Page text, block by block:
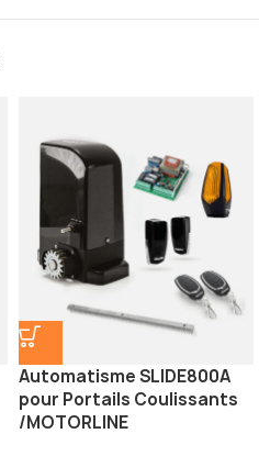
Automatisme SLIDE800A
pour Portails Coulissants
/MOTORLINE